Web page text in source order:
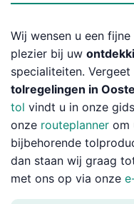
Wij wensen u een
plezier bij uw
specialiteiten.
tolregelingen in
tol vindt u in onze
onze routeplanner om
bijbehorende
dan staan wij graag
met ons op via onze